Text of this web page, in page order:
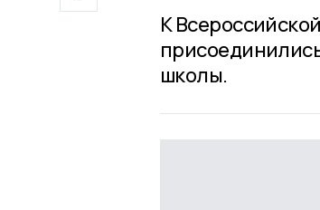
К
школы.